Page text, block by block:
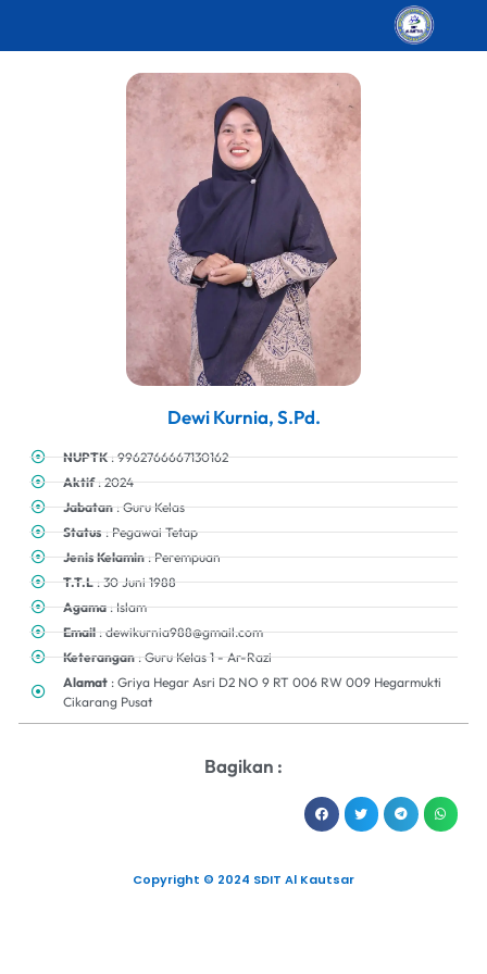
Dewi Kurnia, S.Pd.
NUPTK: 9962766667130162
Aktif: 2024
Jabatan: Guru Kelas
Status: Pegawai Tetap
Jenis Kelamin: Perempuan
T.T.L: 30 Juni 1988
Agama: Islam
Email: dewikurnia988@gmail.com
Keterangan: Guru KeIas 1 - Ar-Razi
Alamat : Griya Hegar Asri D2 NO 9 RT 006 RW 009 Hegarmukti
Cikarang Pusat
Bagikan :
Copyright © 2024 SDIT Al Kautsar